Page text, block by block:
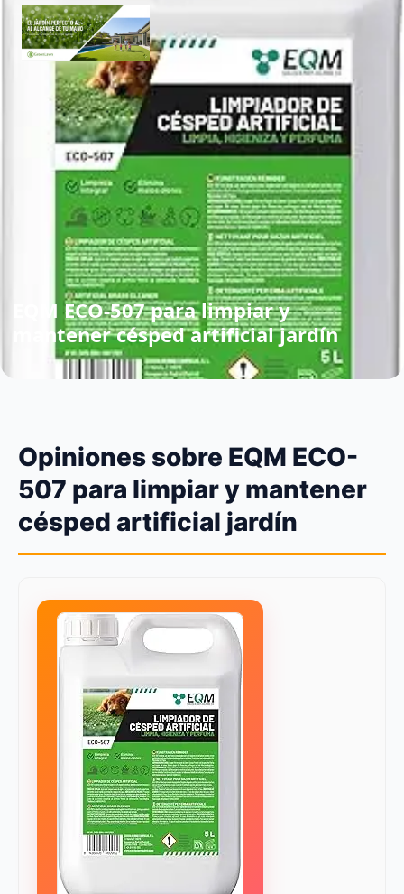
EQM ECO-507 para limpiar y
mantener césped artificial jardín
Opiniones sobre EQM ECO-
507 para limpiar y mantener
césped artificial jardín